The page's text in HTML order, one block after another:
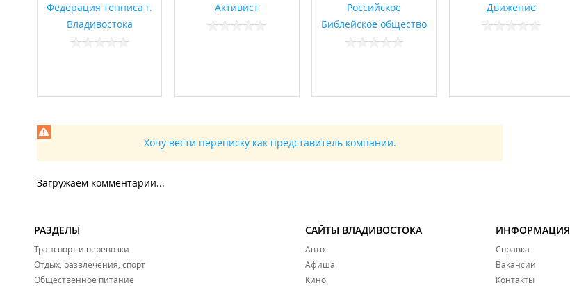
Федерация тенниса г.
Владивостока
Активист
Российское
Библейское общество
Движение
Хочу вести переписку как представитель компании.
Загружаем комментарии...
РАЗДЕЛЫ
Транспорт и перевозки
Отдых, развлечения, спорт
Общественное питание
САЙТЫ ВЛАДИВОСТОКА
Авто
Афиша
Кино
ИНФОРМАЦИЯ
Справка
Вакансии
Контакты